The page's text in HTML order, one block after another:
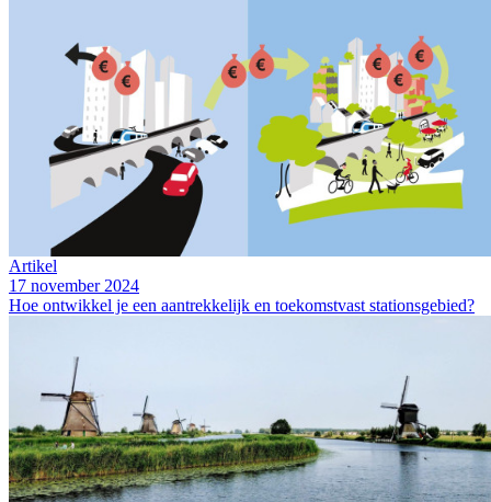
Artikel
17 november 2024
Hoe ontwikkel je een aantrekkelijk en toekomstvast stationsgebied?